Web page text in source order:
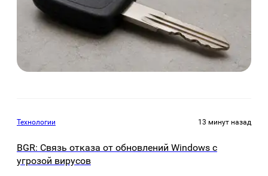
Технологии 13 минут назад
BGR: Связь отказа от обновлений Windows с
угрозой вирусов